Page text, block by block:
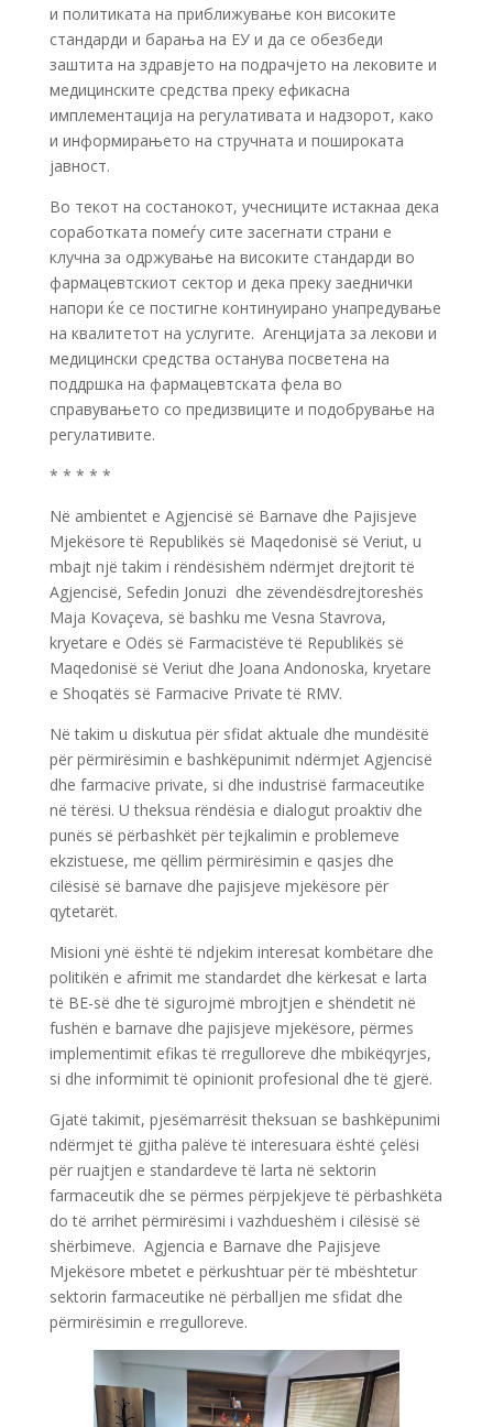
и политиката на приближување кон високите
стандарди и барања на ЕУ и да се обезбеди
заштита на здравјето на подрачјето на лековите и
медицинските средства преку ефикасна
имплементација на регулативата и надзорот, како
и информирањето на стручната и пошироката
јавност.
Во текот на состанокот, учесниците истакнаа дека
соработката помеѓу сите засегнати страни е
клучна за одржување на високите стандарди во
фармацевтскиот сектор и дека преку заеднички
напори ќе се постигне континуирано унапредување
на квалитетот на услугите. Агенцијата за лекови и
медицински средства останува посветена на
поддршка на фармацевтската фела во
справувањето со предизвиците и подобрување на
регулативите.
* * * * *
Në ambientet e Agjencisë së Barnave dhe Pajisjeve
Mjekësore të Republikës së Maqedonisë së Veriut, u
mbajt një takim i rëndësishëm ndërmjet drejtorit të
Agjencisë, Sefedin Jonuzi dhe zëvendësdrejtoreshës
Maja Kovaçeva, së bashku me Vesna Stavrova,
kryetare e Odës së Farmacistëve të Republikës së
Maqedonisë së Veriut dhe Joana Andonoska, kryetare
e Shoqatës së Farmacive Private të RMV.
Në takim u diskutua për sfidat aktuale dhe mundësitë
për përmirësimin e bashkëpunimit ndërmjet Agjencisë
dhe farmacive private, si dhe industrisë farmaceutike
në tërësi. U theksua rëndësia e dialogut proaktiv dhe
punës së përbashkët për tejkalimin e problemeve
ekzistuese, me qëllim përmirësimin e qasjes dhe
cilësisë së barnave dhe pajisjeve mjekësore për
qytetarët.
Misioni ynë është të ndjekim interesat kombëtare dhe
politikën e afrimit me standardet dhe kërkesat e larta
të BE-së dhe të sigurojmë mbrojtjen e shëndetit në
fushën e barnave dhe pajisjeve mjekësore, përmes
implementimit efikas të rregulloreve dhe mbikëqyrjes,
si dhe informimit të opinionit profesional dhe të gjerë.
Gjatë takimit, pjesëmarrësit theksuan se bashkëpunimi
ndërmjet të gjitha palëve të interesuara është çelësi
për ruajtjen e standardeve të larta në sektorin
farmaceutik dhe se përmes përpjekjeve të përbashkëta
do të arrihet përmirësimi i vazhdueshëm i cilësisë së
shërbimeve. Agjencia e Barnave dhe Pajisjeve
Mjekësore mbetet e përkushtuar për të mbështetur
sektorin farmaceutike në përballjen me sfidat dhe
përmirësimin e rregulloreve.